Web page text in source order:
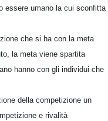
essere umano la cui sconfitta
che si ha con la meta
la meta viene spartita
hanno con gli individui che
della competizione un
e rivalità